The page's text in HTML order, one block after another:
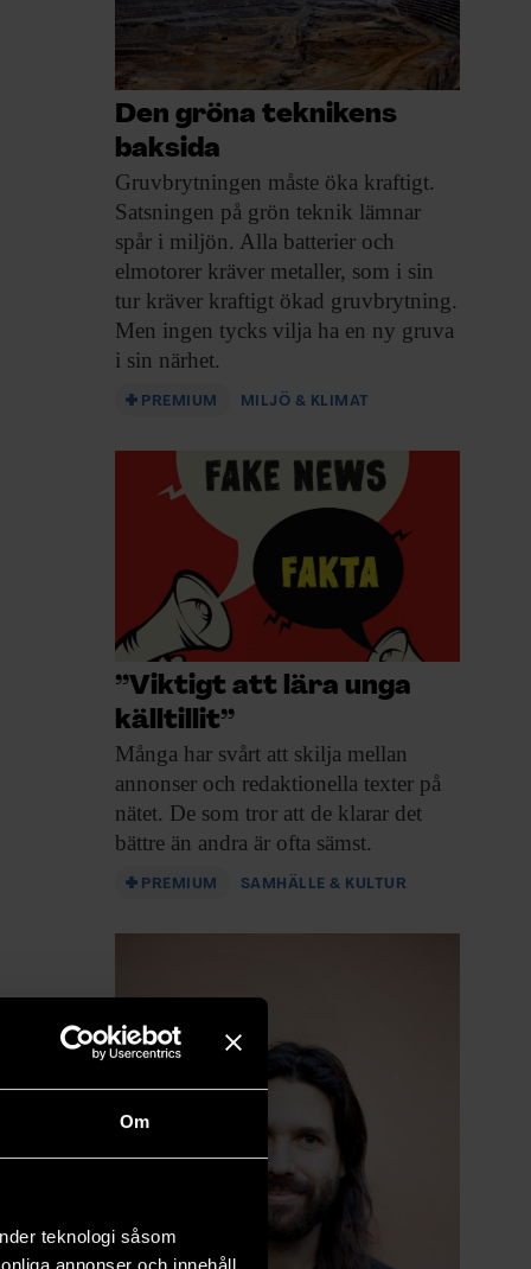
Om
teknologi såsom
annonser och innehåll,
Den gröna teknikens
baksida
Gruvbrytningen måste öka kraftigt.
Satsningen på grön teknik lämnar
spår i miljön. Alla batterier och
elmotorer kräver metaller, som i sin
tur kräver kraftigt ökad gruvbrytning.
Men ingen tycks vilja ha en ny gruva
i sin närhet.
PREMIUM MILJÖ & KLIMAT
”Viktigt att lära unga
källtillit”
Många har svårt att skilja mellan
annonser och redaktionella texter på
nätet. De som tror att de klarar det
bättre än andra är ofta sämst.
PREMIUM SAMHÄLLE & KULTUR